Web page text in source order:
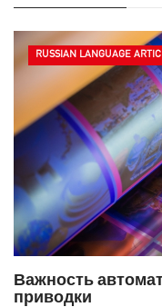
RUSSIAN LANGUAGE
Важность
приводки